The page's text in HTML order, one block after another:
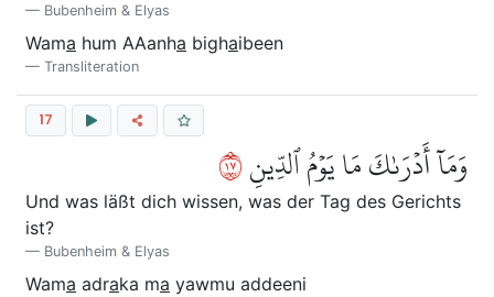
Bubenheim & Elyas
Wama hum AAanha bighaibeen
Transliteration
17
وَمَآ أَدۡرَىٰكَ مَا يَوۡمُ ٱلدِّينِ٧١
Und was läßt dich wissen, was der Tag des Gerichts
ist?
Bubenheim & Elyas
Wama adraka ma yawmu addeeni